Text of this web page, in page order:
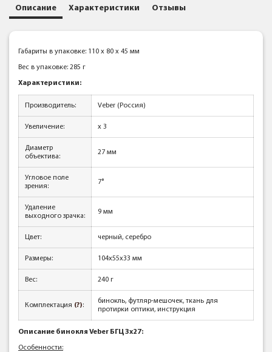
Описание Характеристики Отзывы
Габариты в упаковке: 110 x 80 x 45 мм
Вес в упаковке: 285 г
Характеристики:
Производитель: Veber (Россия)
Увеличение: x 3
Диаметр
объектива:
27 мм
Угловое поле
зрения:
7°
Удаление
выходного зрачка:
9 мм
Цвет: черный, серебро
Размеры: 104x55x33 мм
Вес: 240 г
Комплектация (?):
бинокль, футляр-мешочек, ткань для
протирки оптики, инструкция
Описание бинокля Veber БГЦ 3x27:
Особенности: